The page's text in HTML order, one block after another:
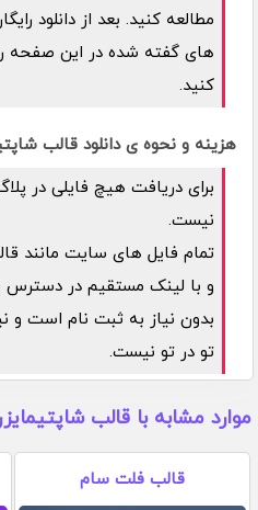
مطالعه کنید. بعد از دانلود
های گفته شده در این صفحه
کنید.
هزینه و نحوه ی دانلود قالب
برای دریافت هیچ فایلی در
نیست.
تمام فایل های سایت مانند
و با لینک مستقیم در دسترس
بدون نیاز به ثبت نام است و
تو در تو نیست.
موارد مشابه با قالب
قالب فلت سام